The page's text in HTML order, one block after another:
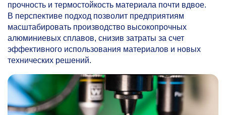
прочность и термостойкость материала почти вдвое.
В перспективе подход позволит предприятиям
масштабировать производство высокопрочных
алюминиевых сплавов, снизив затраты за счет
эффективного использования материалов и новых
технических решений.